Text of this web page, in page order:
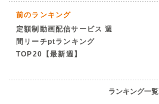
前のランキング
定額制動画配信サービス 週
間リーチptランキング
TOP20【最新週】
ランキング一覧